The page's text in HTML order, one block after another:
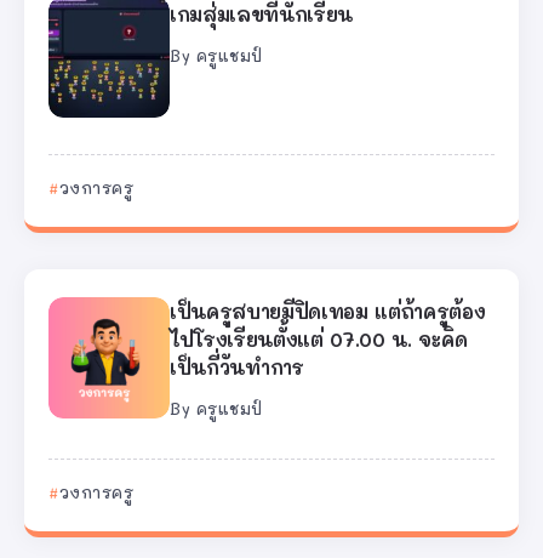
เกมสุ่มเลขที่นักเรียน
By ครูแชมป์
วงการครู
เป็นครูสบายมีปิดเทอม แต่ถ้าครูต้อง
ไปโรงเรียนตั้งแต่ 07.00 น. จะคิด
เป็นกี่วันทำการ
By ครูแชมป์
วงการครู